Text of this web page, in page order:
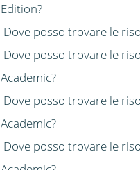
Edition?
Dove posso trovare le
Dove posso trovare le
Academic?
Dove posso trovare le
Academic?
Dove posso trovare le